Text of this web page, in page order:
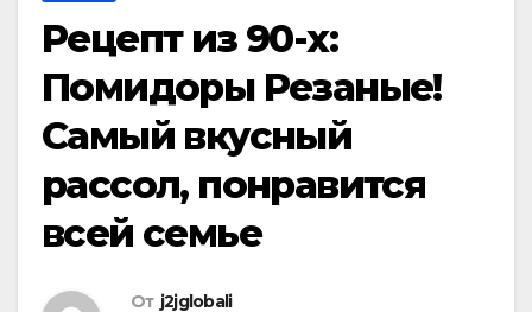
Рецепт из 90-х:
Помидоры Резаные!
Самый вкусный
рассол, понравится
всей семье
От j2jglobali